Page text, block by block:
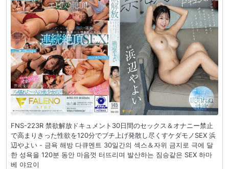
FNS-223R 禁欲解放ドキュメント30日間のセックス＆オナニー禁止
で高まりきった性欲を120分でブチ上げ発散し尽くすケダモノSEX 浜
辺やよい - 금욕 해방 다큐멘트 30일간의 섹스＆자위 금지로 극에 달
한 성욕을 120분 동안 마음껏 터뜨리며 발산하는 짐승같은 SEX 하마
베 야요이